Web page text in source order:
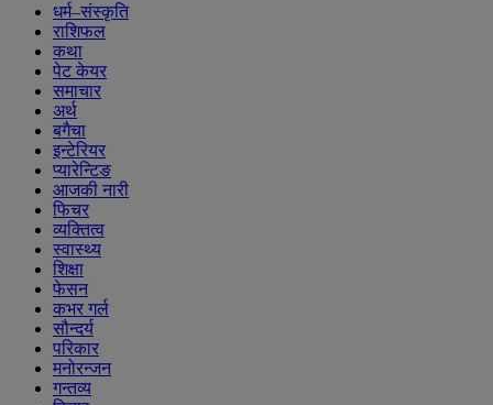
धर्म–संस्कृति
राशिफल
कथा
पेट केयर
समाचार
अर्थ
बगैचा
इन्टेरियर
प्यारेन्टिङ
आजकी नारी
फिचर
व्यक्तित्व
स्वास्थ्य
शिक्षा
फेसन
कभर गर्ल
सौन्दर्य
परिकार
मनोरन्जन
गन्तव्य